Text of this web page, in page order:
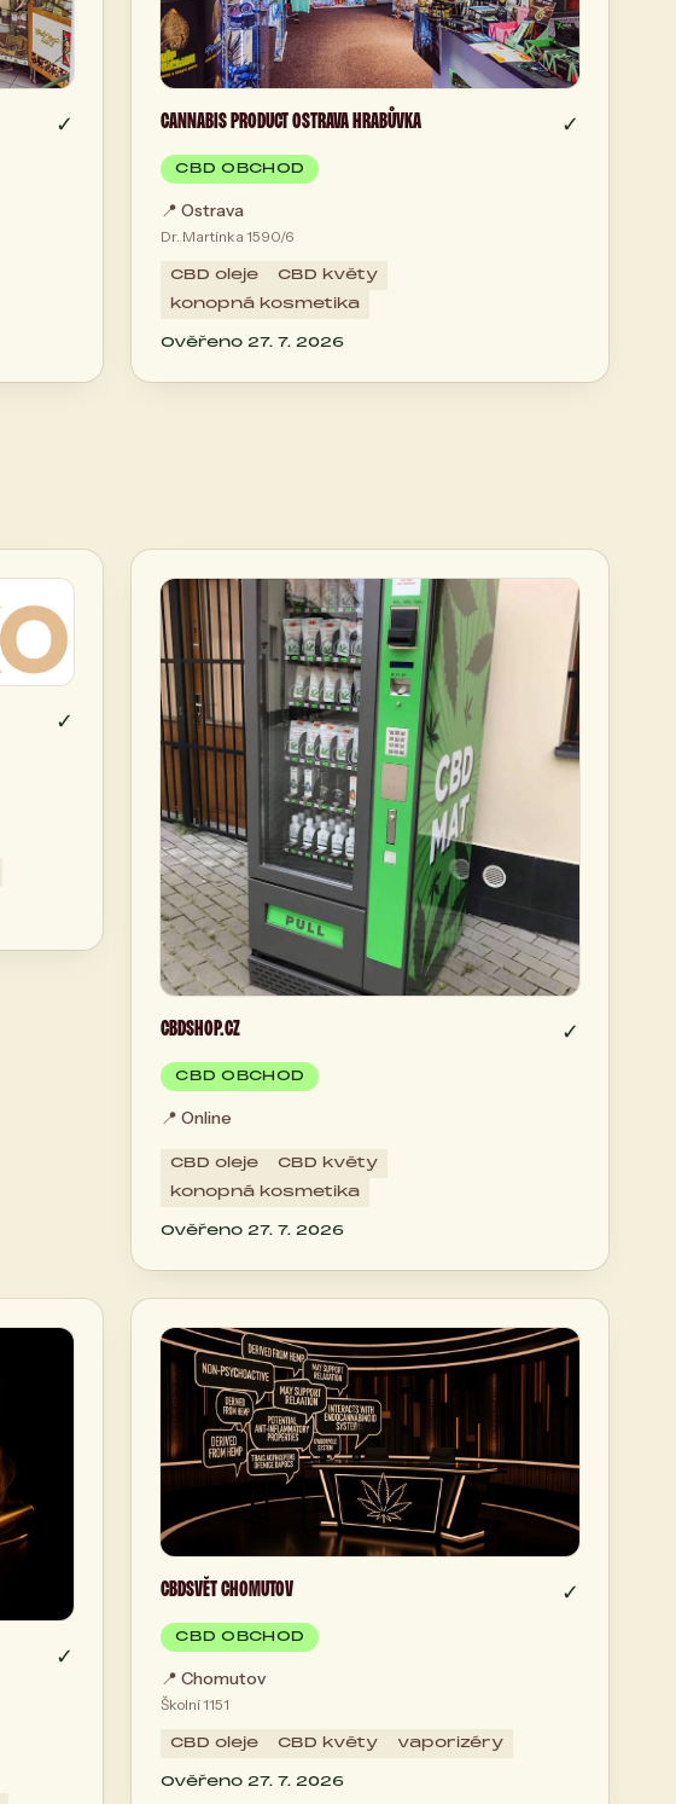
✓ CANNABIS PRODUCT OSTRAVA HRABŮVKA ✓
CBD OBCHOD
📍 Ostrava
Dr. Martínka 1590/6
CBD oleje
CBD květy
konopná kosmetika
Ověřeno 27. 7. 2026
✓
CBDSHOP.CZ ✓
CBD OBCHOD
📍 Online
CBD oleje
CBD květy
konopná kosmetika
Ověřeno 27. 7. 2026
✓
CBDSVĚT CHOMUTOV ✓
CBD OBCHOD
📍 Chomutov
Školní 1151
CBD oleje CBD květy vaporizéry
Ověřeno 27. 7. 2026